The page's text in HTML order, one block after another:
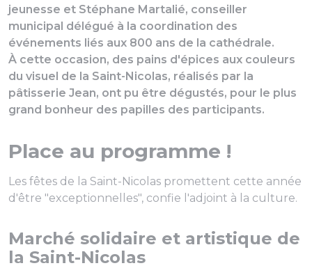
jeunesse et Stéphane Martalié, conseiller
municipal délégué à la coordination des
événements liés aux 800 ans de la cathédrale.
À cette occasion, des pains d'épices aux couleurs
du visuel de la Saint-Nicolas, réalisés par la
pâtisserie Jean, ont pu être dégustés, pour le plus
grand bonheur des papilles des participants.
Place au programme !
Les fêtes de la Saint-Nicolas promettent cette année
d'être "exceptionnelles", confie l'adjoint à la culture.
Marché solidaire et artistique de
la Saint-Nicolas